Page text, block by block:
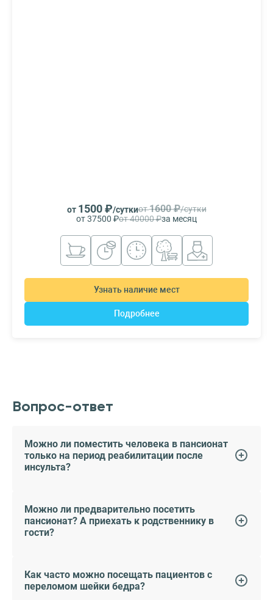
от 1500 ₽/суткиот1600 ₽/сутки
от 37500 ₽от 40000 ₽за месяц
Узнать наличие мест
Подробнее
Вопрос-ответ
Можно ли поместить человека в пансионат
только на период реабилитации после
инсульта?
Можно ли предварительно посетить
пансионат? А приехать к родственнику в
гости?
Как часто можно посещать пациентов с
переломом шейки бедра?